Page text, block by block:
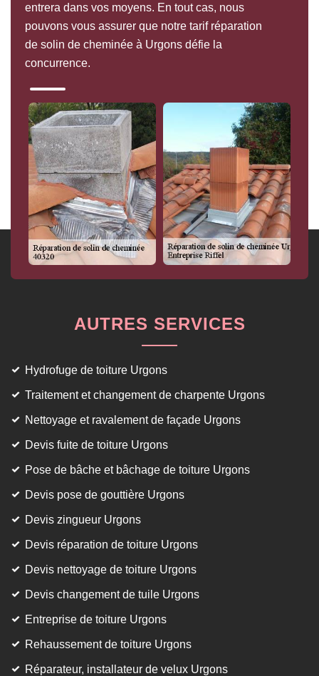
entrera dans vos moyens. En tout cas, nous
pouvons vous assurer que notre tarif réparation
de solin de cheminée à Urgons défie la
concurrence.
AUTRES SERVICES
Hydrofuge de toiture Urgons
Traitement et changement de charpente Urgons
Nettoyage et ravalement de façade Urgons
Devis fuite de toiture Urgons
Pose de bâche et bâchage de toiture Urgons
Devis pose de gouttière Urgons
Devis zingueur Urgons
Devis réparation de toiture Urgons
Devis nettoyage de toiture Urgons
Devis changement de tuile Urgons
Entreprise de toiture Urgons
Rehaussement de toiture Urgons
Réparateur, installateur de velux Urgons